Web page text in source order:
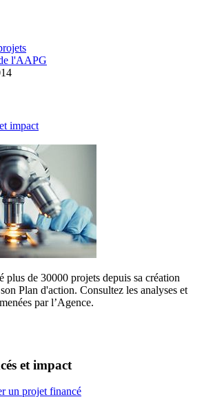
l'AAPG
impact
plus de 30000 projets depuis sa création
Plan d'action. Consultez les analyses et
par l’Agence.
et impact
un projet financé